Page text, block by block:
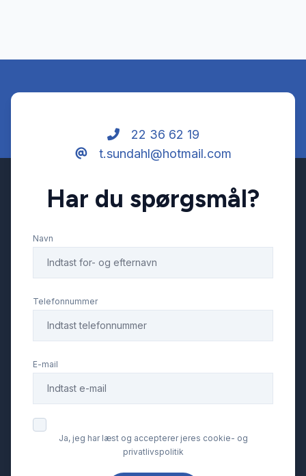
22 36 62 19
t.sundahl@hotmail.com
Har du spørgsmål?
Navn
Telefonnummer
E-mail
Ja, jeg har læst og accepterer jeres cookie- og
privatlivspolitik